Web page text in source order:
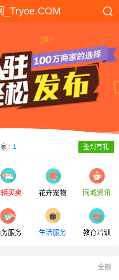
_Tryoe.COM
: 1 签到有礼
买卖 花卉宠物 同城资讯
服务 生活服务 教育培训
全部